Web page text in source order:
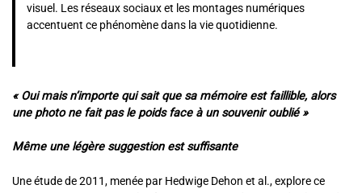
visuel. Les réseaux sociaux et les montages numériques
accentuent ce phénomène dans la vie quotidienne.
« Oui mais n’importe qui sait que sa mémoire est faillible, alors
une photo ne fait pas le poids face à un souvenir oublié »
Même une légère suggestion est suffisante
Une étude de 2011, menée par Hedwige Dehon et al., explore ce